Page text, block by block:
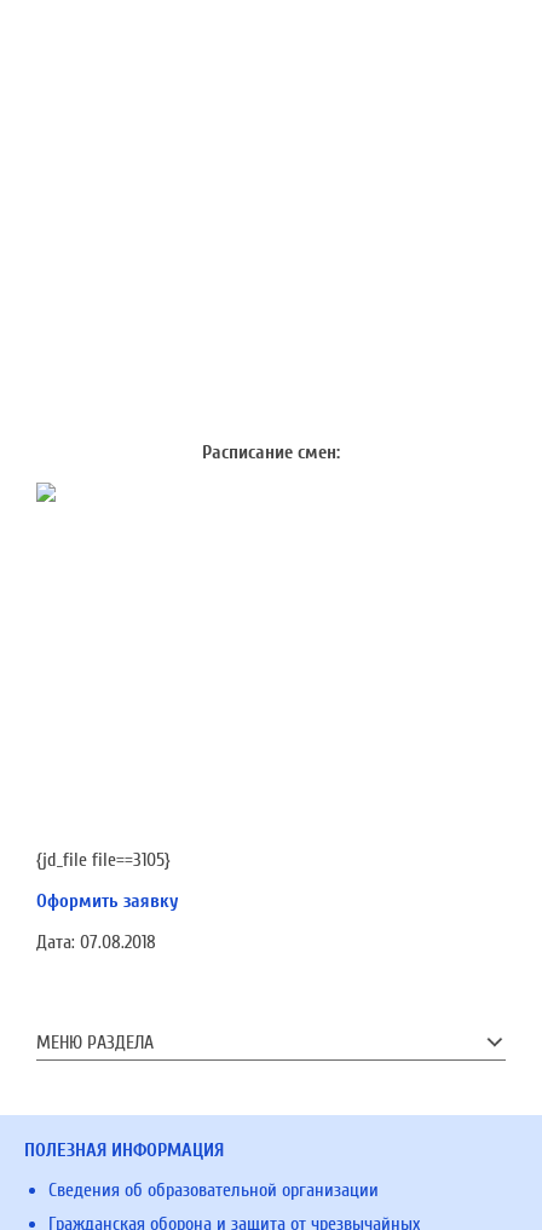
Расписание смен:
{jd_file file==3105}
Оформить заявку
Дата: 07.08.2018
МЕНЮ РАЗДЕЛА
ПОЛЕЗНАЯ ИНФОРМАЦИЯ
Сведения об образовательной организации
Гражданская оборона и защита от чрезвычайных